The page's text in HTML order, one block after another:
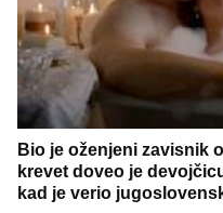
Bio je oženjeni zavisnik
krevet doveo je
kad je verio